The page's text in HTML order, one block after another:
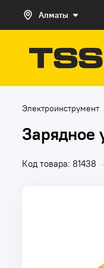
Алматы
Электроинструмент
Зарядное
Код товара: 81438 •